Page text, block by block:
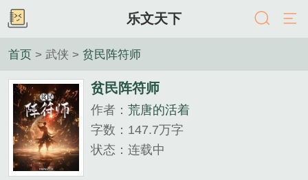
乐文天下
首页 > 武侠 > 贫民阵符师
贫民阵符师
作者： 荒唐的活着
字数：147.7万字
状态：连载中